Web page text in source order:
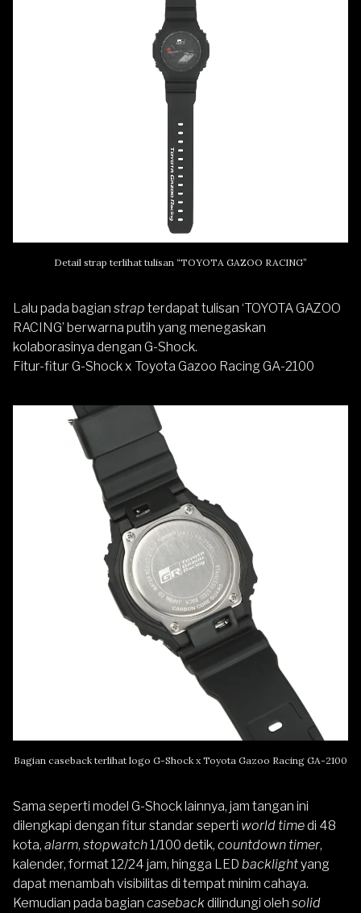
Detail strap terlihat tulisan “TOYOTA GAZOO RACING”
Lalu pada bagian strap terdapat tulisan ‘TOYOTA GAZOO
RACING’ berwarna putih yang menegaskan
kolaborasinya dengan G-Shock.
Fitur-fitur G-Shock x Toyota Gazoo Racing GA-2100
Bagian caseback terlihat logo G-Shock x Toyota Gazoo Racing GA-2100
Sama seperti model G-Shock lainnya, jam tangan ini
dilengkapi dengan fitur standar seperti world timedi 48
kota, alarm, stopwatch1/100 detik, countdown timer,
kalender, format 12/24 jam, hingga LED backlightyang
dapat menambah visibilitas di tempat minim cahaya.
Kemudian pada bagian casebackdilindungi oleh solid